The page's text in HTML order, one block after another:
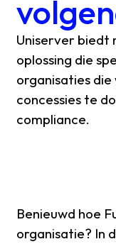
Uniserver biedt
oplossing die
organisaties
concessies te
compliance.
Benieuwd hoe
organisatie? In